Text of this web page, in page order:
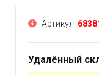
Артикул:
Удалённый